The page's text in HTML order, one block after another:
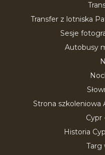
Transfer z lotniska
Sesje
Autobusy
Strona szkoleniowa
Cypr
Historia
Targ